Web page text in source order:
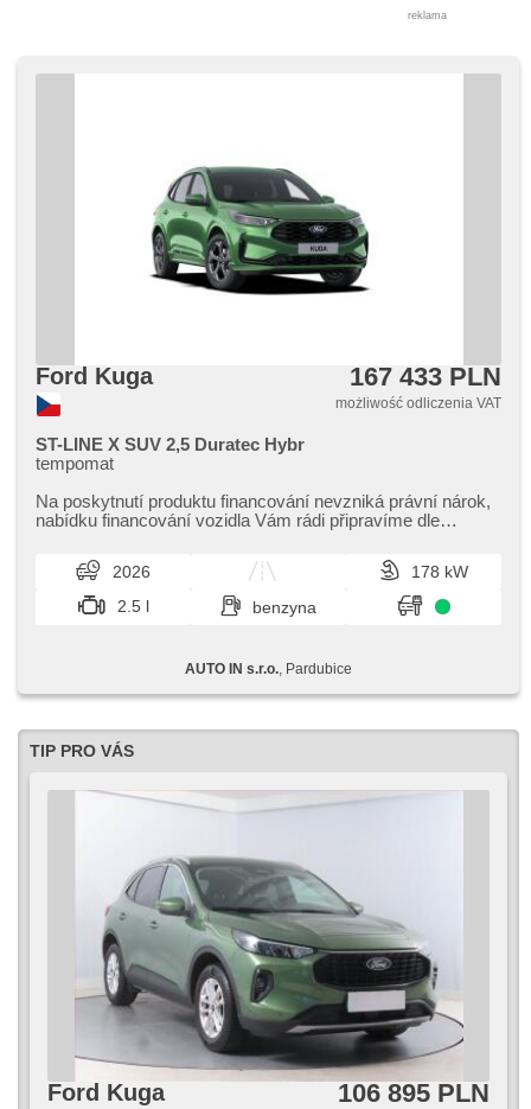
reklama
Ford Kuga 167 433 PLN
możliwość odliczenia VAT
ST-LINE X SUV 2,5 Duratec Hybr
tempomat
Na poskytnutí produktu financování nevzniká právní nárok,​
nabídku financování vozidla Vám rádi připravíme dle
2026
178 kW
2.5 l
benzyna
AUTO IN s.r.o. , Pardubice
TIP PRO VÁS
Ford Kuga 106 895 PLN